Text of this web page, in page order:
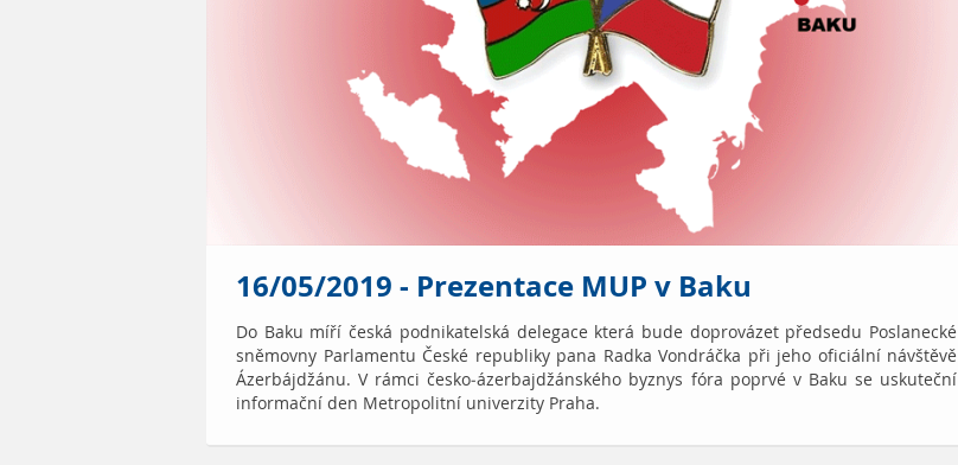
16/05/2019 - Prezentace MUP v Baku
Do Baku míří česká podnikatelská delegace která bude doprovázet předsedu Poslanecké
sněmovny Parlamentu České republiky pana Radka Vondráčka při jeho oficiální návštěvě
Ázerbájdžánu. V rámci česko-ázerbajdžánského byznys fóra poprvé v Baku se uskuteční
informační den Metropolitní univerzity Praha.